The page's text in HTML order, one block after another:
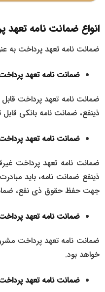
انواع ضمانت نامه تعهد
ضمانت نامه تعهد پرداخت به
ضمانت نامه تعهد
ضمانت نامه تعهد پرداخت
ذینفع، ضمانت نامه بانکی قابل
ضمانت نامه تعهد
ضمانت نامه تعهد پرداخت
ذینفع ضمانت نامه، باید
جهت حفظ حقوق ذی نفع، ضمانت
ضمانت نامه تعهد
ضمانت نامه تعهد پرداخت
خواهد بود.
ضمانت نامه تعهد